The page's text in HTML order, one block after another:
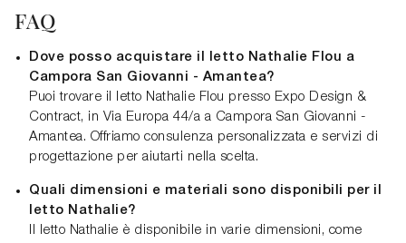
FAQ
Dove posso acquistare il letto Nathalie Flou a
Campora San Giovanni - Amantea?
Puoi trovare il letto Nathalie Flou presso Expo Design &
Contract, in Via Europa 44/a a Campora San Giovanni -
Amantea. Offriamo consulenza personalizzata e servizi di
progettazione per aiutarti nella scelta.
Quali dimensioni e materiali sono disponibili per il
letto Nathalie?
Il letto Nathalie è disponibile in varie dimensioni, come